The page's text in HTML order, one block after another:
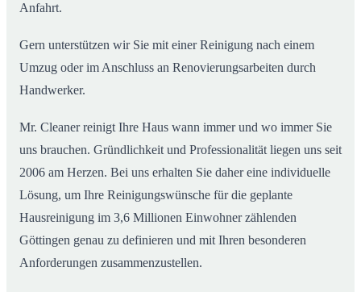
Anfahrt.
Gern unterstützen wir Sie mit einer Reinigung nach einem
Umzug oder im Anschluss an Renovierungsarbeiten durch
Handwerker.
Mr. Cleaner reinigt Ihre Haus wann immer und wo immer Sie
uns brauchen. Gründlichkeit und Professionalität liegen uns seit
2006 am Herzen. Bei uns erhalten Sie daher eine individuelle
Lösung, um Ihre Reinigungswünsche für die geplante
Hausreinigung im 3,6 Millionen Einwohner zählenden
Göttingen genau zu definieren und mit Ihren besonderen
Anforderungen zusammenzustellen.